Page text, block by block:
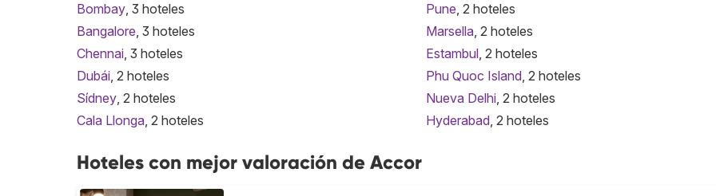
Bombay, 3 hoteles
Bangalore, 3 hoteles
Chennai, 3 hoteles
Dubái, 2 hoteles
Sídney, 2 hoteles
Cala Llonga, 2 hoteles
Pune, 2 hoteles
Marsella, 2 hoteles
Estambul, 2 hoteles
Phu Quoc Island, 2 hoteles
Nueva Delhi, 2 hoteles
Hyderabad, 2 hoteles
Hoteles con mejor valoración de Accor